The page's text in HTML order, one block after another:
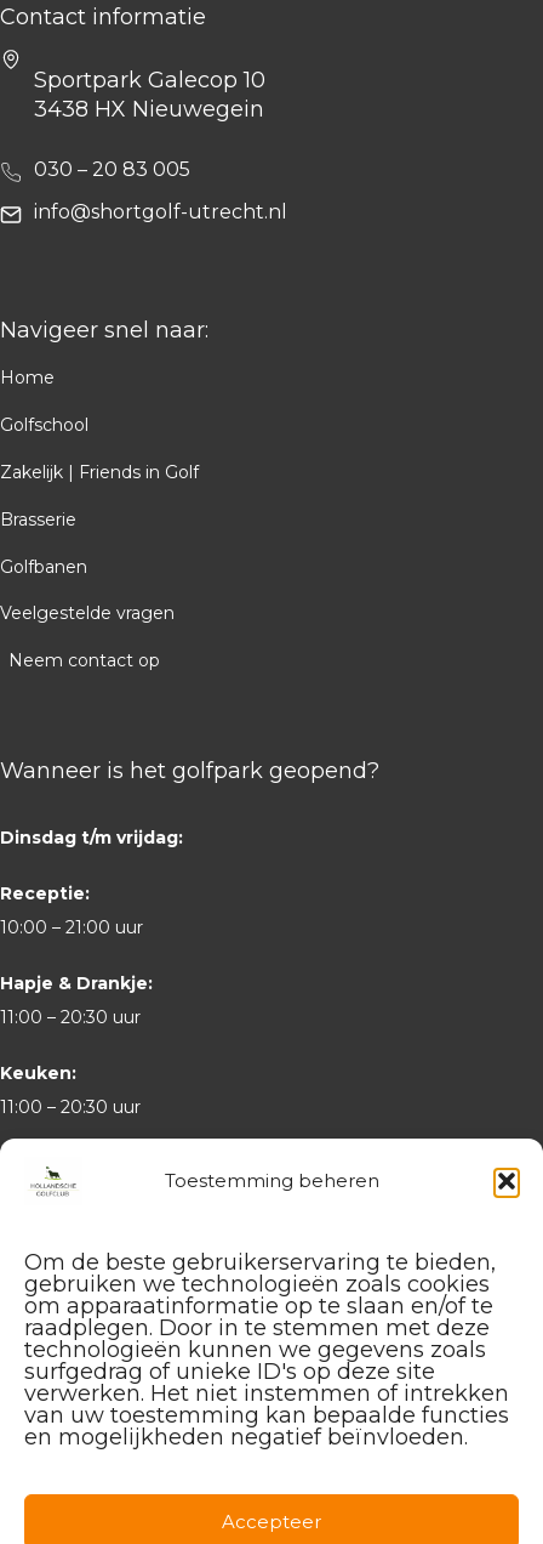
Toestemming beheren
Om de beste gebruikerservaring te bieden,
gebruiken we technologieën zoals cookies
om apparaatinformatie op te slaan en/of te
raadplegen. Door in te stemmen met deze
technologieën kunnen we gegevens zoals
surfgedrag of unieke ID's op deze site
verwerken. Het niet instemmen of intrekken
van uw toestemming kan bepaalde functies
en mogelijkheden negatief beïnvloeden.
Accepteer
Contact informatie
Sportpark Galecop 10
3438 HX Nieuwegein
030 – 20 83 005
info@shortgolf-utrecht.nl
Navigeer snel naar:
Home
Golfschool
Zakelijk | Friends in Golf
Brasserie
Golfbanen
Veelgestelde vragen
Neem contact op
Wanneer is het golfpark geopend?
Dinsdag t/m vrijdag:
Receptie:
10:00 – 21:00 uur
Hapje & Drankje:
11:00 – 20:30 uur
Keuken:
11:00 – 20:30 uur
Zaterdag t/m maandag:
tot 18:00 uur
Hapje & Drankje:
10:00 – 17:30 uur
De laatste starttijd is een
uur voor sluitingstijd